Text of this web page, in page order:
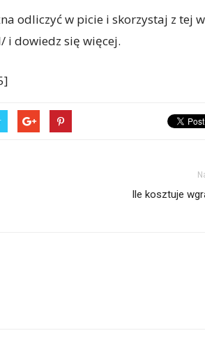
odliczyć w picie i skorzystaj z tej
i dowiedz się więcej.
Ile kosztuje